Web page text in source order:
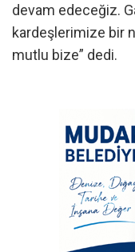
devam edeceğiz.
kardeşlerimize bir
mutlu bize” dedi.